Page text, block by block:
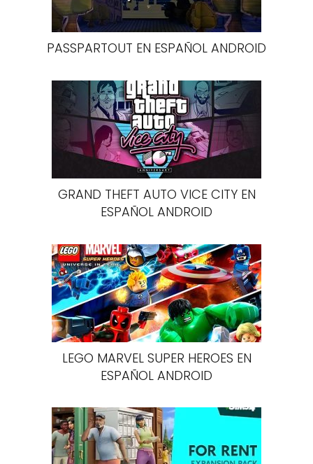
PASSPARTOUT EN ESPAÑOL ANDROID
GRAND THEFT AUTO VICE CITY EN
ESPAÑOL ANDROID
LEGO MARVEL SUPER HEROES EN
ESPAÑOL ANDROID